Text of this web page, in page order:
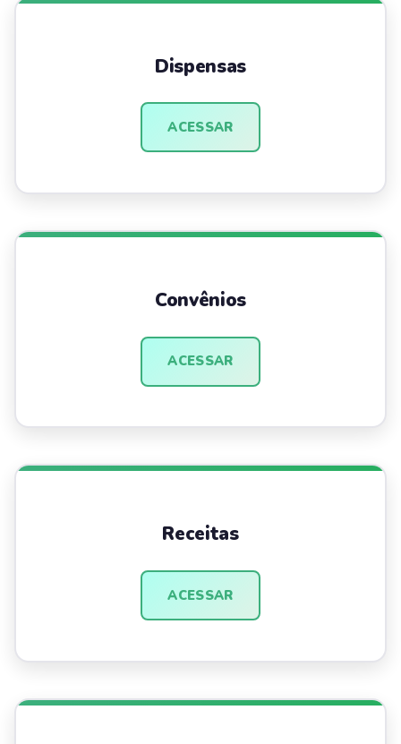
Dispensas
ACESSAR
Convênios
ACESSAR
Receitas
ACESSAR